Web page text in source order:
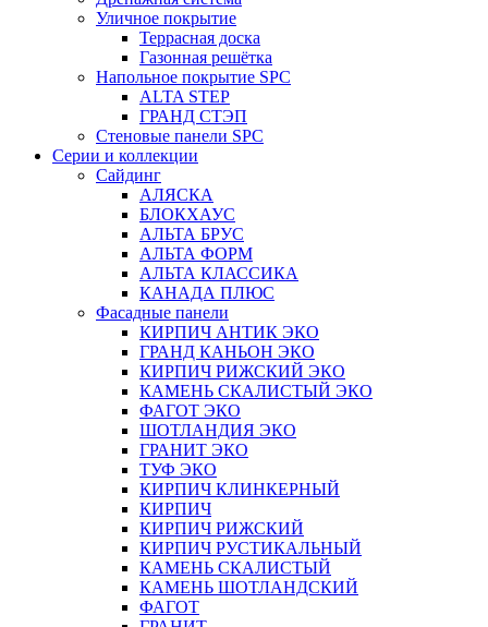
Уличное покрытие
Террасная доска
Газонная решётка
Напольное покрытие SPC
ALTA STEP
ГРАНД СТЭП
Стеновые панели SPC
Серии и коллекции
Сайдинг
АЛЯСКА
БЛОКХАУС
АЛЬТА БРУС
АЛЬТА ФОРМ
АЛЬТА КЛАССИКА
КАНАДА ПЛЮС
Фасадные панели
КИРПИЧ АНТИК ЭКО
ГРАНД КАНЬОН ЭКО
КИРПИЧ РИЖСКИЙ ЭКО
КАМЕНЬ СКАЛИСТЫЙ ЭКО
ФАГОТ ЭКО
ШОТЛАНДИЯ ЭКО
ГРАНИТ ЭКО
ТУФ ЭКО
КИРПИЧ КЛИНКЕРНЫЙ
КИРПИЧ
КИРПИЧ РИЖСКИЙ
КИРПИЧ РУСТИКАЛЬНЫЙ
КАМЕНЬ СКАЛИСТЫЙ
КАМЕНЬ ШОТЛАНДСКИЙ
ФАГОТ